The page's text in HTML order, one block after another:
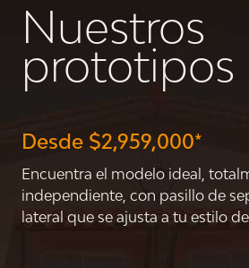
Nuestros
prototipos
Desde $2,959,000*
Encuentra el modelo ideal,
independiente, con pasillo de
lateral que se ajusta a tu estilo